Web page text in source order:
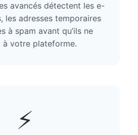
avancés détectent les e-
les adresses temporaires
à spam avant qu’ils ne
à votre plateforme.
⚡